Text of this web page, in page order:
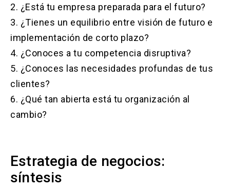
2. ¿Está tu empresa preparada para el futuro?
3. ¿Tienes un equilibrio entre visión de futuro e
implementación de corto plazo?
4. ¿Conoces a tu competencia disruptiva?
5. ¿Conoces las necesidades profundas de tus
clientes?
6. ¿Qué tan abierta está tu organización al
cambio?
Estrategia de negocios:
síntesis